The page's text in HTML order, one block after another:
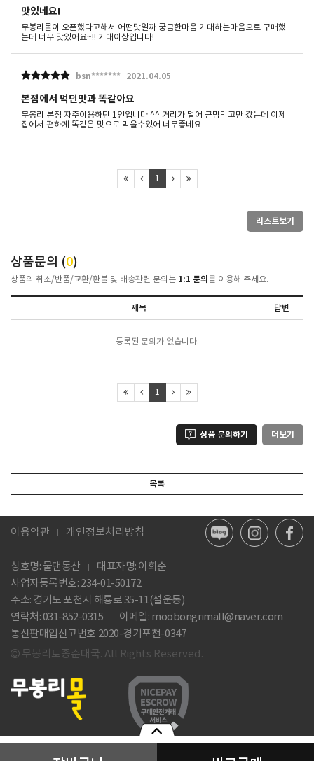
맛있네요!
무봉리몰이 오픈했다고해서 어떤맛일까 궁금한마음 기대하는마음으로 구매했
는데 너무 맛있어요~!! 기대이상입니다!
bsn******* 2021.04.05
본점에서 먹던맛과 똑같아요
무봉리 본점 자주이용하던 1인입니다 ^^ 거리가 멀어 큰맘먹고만 갔는데 이제
집에서 편하게 똑같은 맛으로 먹을수있어 너무좋네요
1
리스트보기
상품문의 (0)
상품의 취소/반품/교환/환불 및 배송관련 문의는 1:1 문의 를 이용해 주세요.
제목 답변
등록된 문의가 없습니다.
1
상품 문의하기 더보기
목록
이용약관 개인정보처리방침
상호명: 물댄동산
대표자명: 이희순
사업자등록번호: 234-01-50172
주소: 경기도 포천시 해룡로 35-11(설운동)
연락처: 031-852-0315
이메일: moobongrimall@naver.com
통신판매업신고번호 2020-경기포천-0347
무봉리토종순대국. All Rights Reserved.